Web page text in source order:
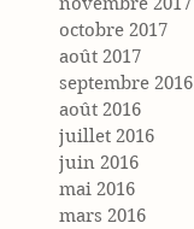
octobre 2017
août 2017
septembre 2016
août 2016
juillet 2016
juin 2016
mai 2016
mars 2016